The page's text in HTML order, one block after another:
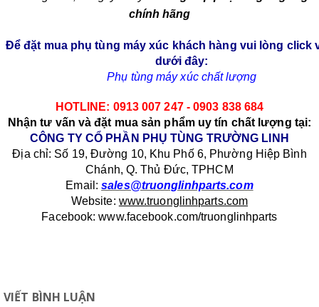
chính hãng
Để đặt mua phụ tùng máy xúc khách hàng vui lòng click
dưới đây:
Phụ tùng máy xúc chất lượng
HOTLINE: 0913 007 247 - 0903 838 684
Nhận tư vấn và đặt mua sản phẩm uy tín chất lượng tại:
CÔNG TY CỔ PHẦN PHỤ TÙNG TRƯỜNG LINH
Địa chỉ: Số 19, Đường 10, Khu Phố 6, Phường Hiệp Bình
Chánh, Q. Thủ Đức, TPHCM
Email: sales@truonglinhparts.com
Website: www.truonglinhparts.com
Facebook: www.facebook.com/truonglinhparts
VIẾT BÌNH LUẬN